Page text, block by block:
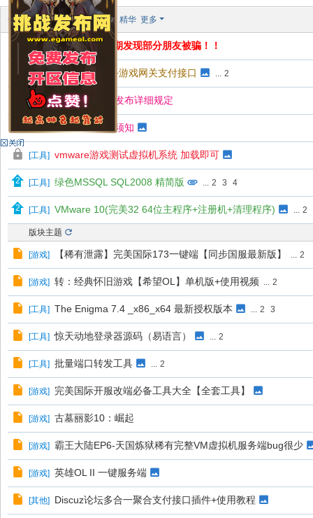
全部主题 最新 热门 热帖 精华 更多
公告:请注意！！近期发现部分朋友被骗！！
[工具] 游戏充值平台+游戏网关支付接口 ... 2
[EGameol]论坛资源发布详细规定
[EGameol]论坛入坑须知
[工具] vmware游戏测试虚拟机系统 加载即可
[工具] 绿色MSSQL SQL2008 精简版 ... 2 3 4
[工具] VMware 10(完美32 64位主程序+注册机+清理程序) ... 2
版块主题
[游戏] 【稀有泄露】完美国际173一键端【同步国服最新版】 ... 2
[游戏] 转：经典怀旧游戏【希望OL】单机版+使用视频 ... 2
[工具] The Enigma 7.4 _x86_x64 最新授权版本 ... 2 3
[工具] 惊天动地登录器源码（易语言） ... 2
[工具] 批量端口转发工具 ... 2
[游戏] 完美国际开服改端必备工具大全【全套工具】
[游戏] 古墓丽影10：崛起
[游戏] 霸王大陆EP6-天国炼狱稀有完整VM虚拟机服务端bug很少
[游戏] 英雄OL II 一键服务端
[其他] Discuz论坛多合一聚合支付接口插件+使用教程